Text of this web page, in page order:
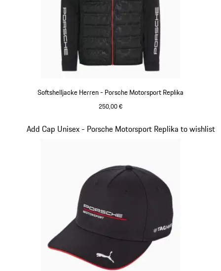
Softshelljacke Herren - Porsche Motorsport Replika
250,00 €
Add Cap Unisex - Porsche Motorsport Replika to wishlist
Slide 14 von 20